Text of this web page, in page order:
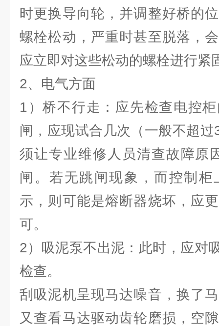
时更换导向轮，并调整好桥的
螺栓松动，严重时甚至脱落，
应立即对这些松动的螺栓进行紧
2、电气方面
1）桥不行走：应先检查电控
闸，应现试合几次（一般不超
须让专业维修人员清查故障原
闸。若无跳闸现象，而控制
示，则可能是熔断器烧坏，应
可。
2）吸泥泵不出泥：此时，应对
检查。
刮吸泥机呈现马达噪音，换了
又查看马达驱动齿轮磨损，空